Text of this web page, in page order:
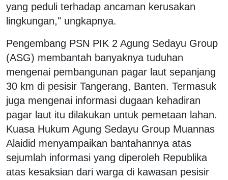
yang peduli terhadap ancaman kerusakan
lingkungan," ungkapnya.
Pengembang PSN PIK 2 Agung Sedayu Group
(ASG) membantah banyaknya tuduhan
mengenai pembangunan pagar laut sepanjang
30 km di pesisir Tangerang, Banten. Termasuk
juga mengenai informasi dugaan kehadiran
pagar laut itu dilakukan untuk pemetaan lahan.
Kuasa Hukum Agung Sedayu Group Muannas
Alaidid menyampaikan bantahannya atas
sejumlah informasi yang diperoleh Republika
atas kesaksian dari warga di kawasan pesisir